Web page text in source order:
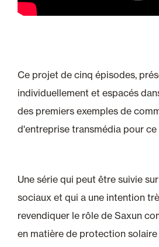
Ce projet de cinq épisodes,
individuellement et espacés
des premiers exemples de
d'entreprise transmédia pour ce
Une série qui peut être suivie
sociaux et qui a une intention
revendiquer le rôle de Saxun
en matière de protection